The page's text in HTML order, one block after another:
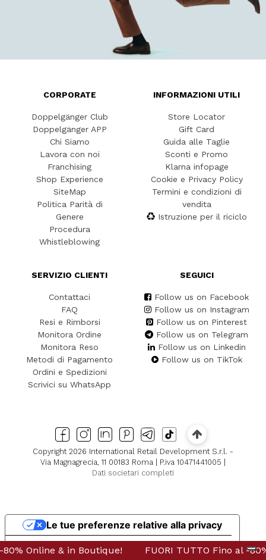
Boutique! FUORI TUTTO Fino al -80% Online & in
CORPORATE
Doppelgänger Club
Doppelgänger APP
Chi Siamo
Lavora con noi
Franchising
Shop Experience
SiteMap
Politica Parità di
Genere
Procedura
Whistleblowing
INFORMAZIONI UTILI
Store Locator
Gift Card
Guida alle Taglie
Sconti e Promo
Klarna infopage
Cookie e Privacy Policy
Termini e condizioni di
vendita
Istruzione per il riciclo
SERVIZIO CLIENTI
Contattaci
FAQ
Resi e Rimborsi
Monitora Ordine
Monitora Reso
Metodi di Pagamento
Ordini e Spedizioni
Scrivici su WhatsApp
SEGUICI
Follow us on Facebook
Follow us on Instagram
Follow us on Pinterest
Follow us on Telegram
Follow us on Linkedin
Follow us on TikTok
Copyright 2026 International Retail Development S.r.l. -
Via Magnagrecia, 11 00183 Roma | P.iva 10471441005 |
Dati societari completi
& in Boutique! FUORI TUTTO Fino al -80%
Informativa sulla raccolta
Le tue preferenze relative alla privacy